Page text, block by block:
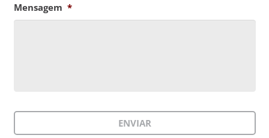
Mensagem *